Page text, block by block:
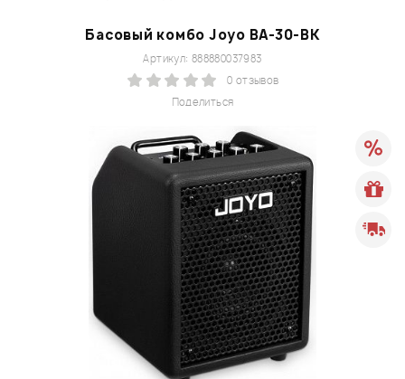
Басовый комбо Joyo BA-30-BK
Поделиться
Артикул: 888880037983
0 отзывов